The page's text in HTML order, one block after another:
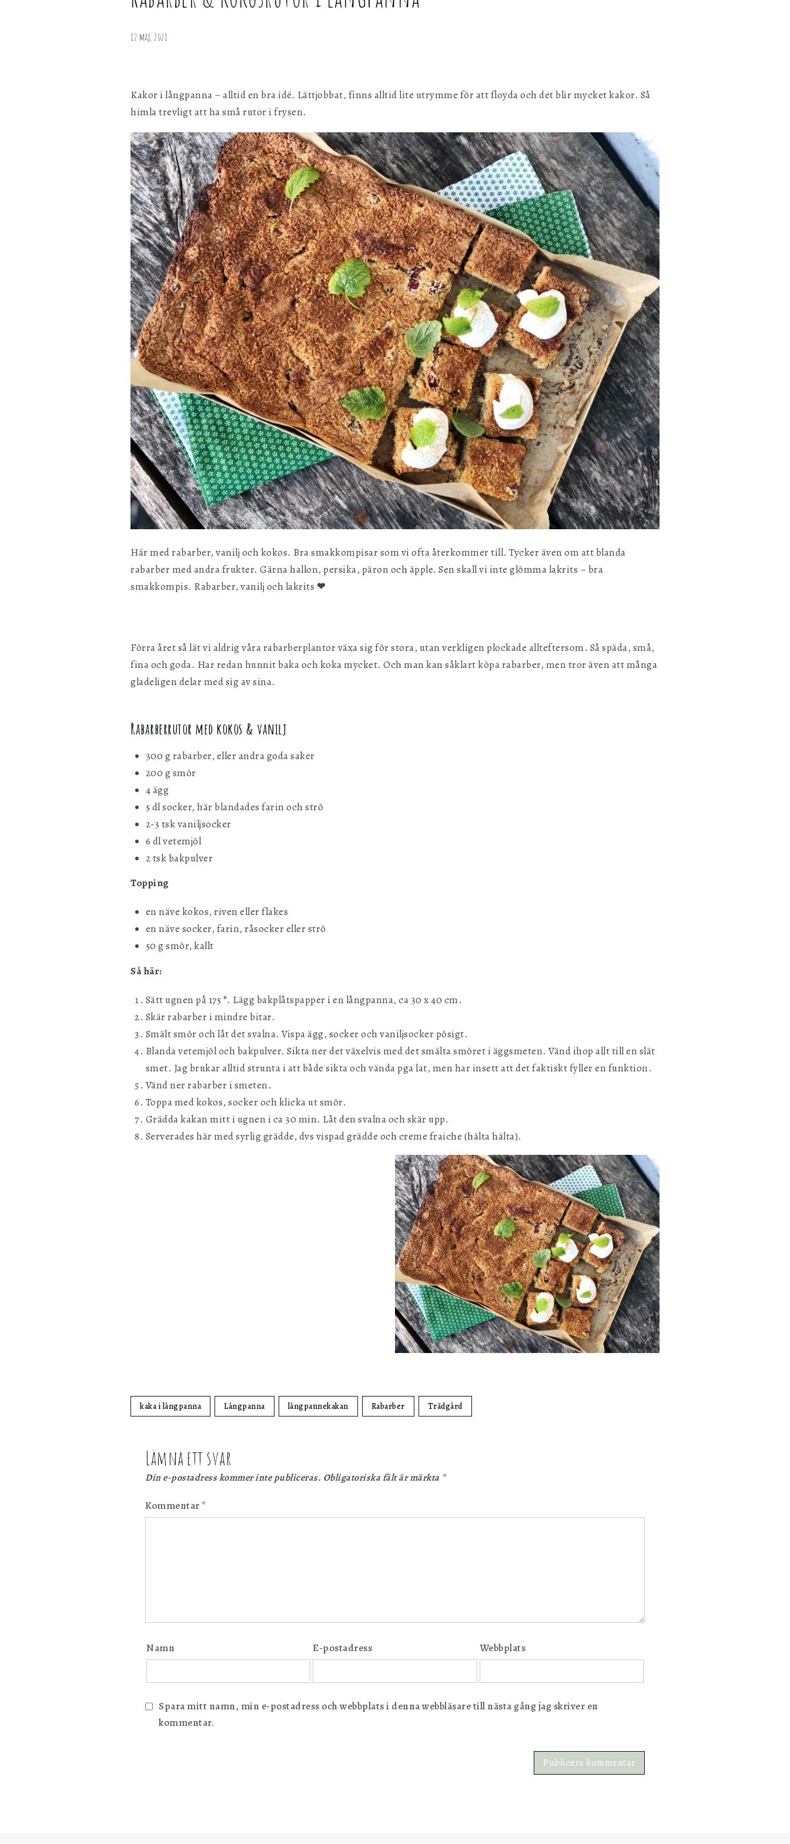
&
12 maj, 2021
Kakor i långpanna – alltid en bra idé. Lättjobbat, finns alltid lite utrymme för att floyda och det blir mycket kakor. Så
himla trevligt att ha små rutor i frysen.
Här med rabarber, vanilj och kokos. Bra smakkompisar som vi ofta återkommer till. Tycker även om att blanda
rabarber med andra frukter. Gärna hallon, persika, päron och äpple. Sen skall vi inte glömma lakrits – bra
smakkompis. Rabarber, vanilj och lakrits ❤︎
Förra året så lät vi aldrig våra rabarberplantor växa sig för stora, utan verkligen plockade allteftersom. Så späda, små,
fina och goda. Har redan hunnit baka och koka mycket. Och man kan såklart köpa rabarber, men tror även att många
gladeligen delar med sig av sina.
Rabarberrutor med kokos & vanilj
300 g rabarber, eller andra goda saker
200 g smör
4 ägg
5 dl socker, här blandades farin och strö
2-3 tsk vaniljsocker
6 dl vetemjöl
2 tsk bakpulver
Topping
en näve kokos, riven eller flakes
en näve socker, farin, råsocker eller strö
50 g smör, kallt
Så här:
Sätt ugnen på 175 °. Lägg bakplåtspapper i en långpanna, ca 30 x 40 cm.
Skär rabarber i mindre bitar.
Smält smör och låt det svalna. Vispa ägg, socker och vaniljsocker pösigt.
Blanda vetemjöl och bakpulver. Sikta ner det växelvis med det smälta smöret i äggsmeten. Vänd ihop allt till en slät
smet. Jag brukar alltid strunta i att både sikta och vända pga lat, men har insett att det faktiskt fyller en funktion.
Vänd ner rabarber i smeten.
Toppa med kokos, socker och klicka ut smör.
Grädda kakan mitt i ugnen i ca 30 min. Låt den svalna och skär upp.
Serverades här med syrlig grädde, dvs vispad grädde och creme fraiche (hälta hälta).
kaka i långpanna Långpanna långpannekakan Rabarber Trädgård
Lämna ett svar
Din e-postadress kommer inte publiceras. Obligatoriska fält är märkta *
Kommentar*
Namn E-postadress Webbplats
Spara mitt namn, min e-postadress och webbplats i denna webbläsare till nästa gång jag skriver en
kommentar.
personligen med hjälp av dessa uppgifter.